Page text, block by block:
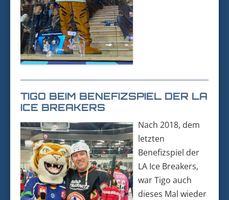
TIGO BEIM BENEFIZSPIEL DER LA
ICE BREAKERS
Nach 2018, dem
letzten
Benefizspiel der
LA Ice Breakers,
war Tigo auch
dieses Mal wieder